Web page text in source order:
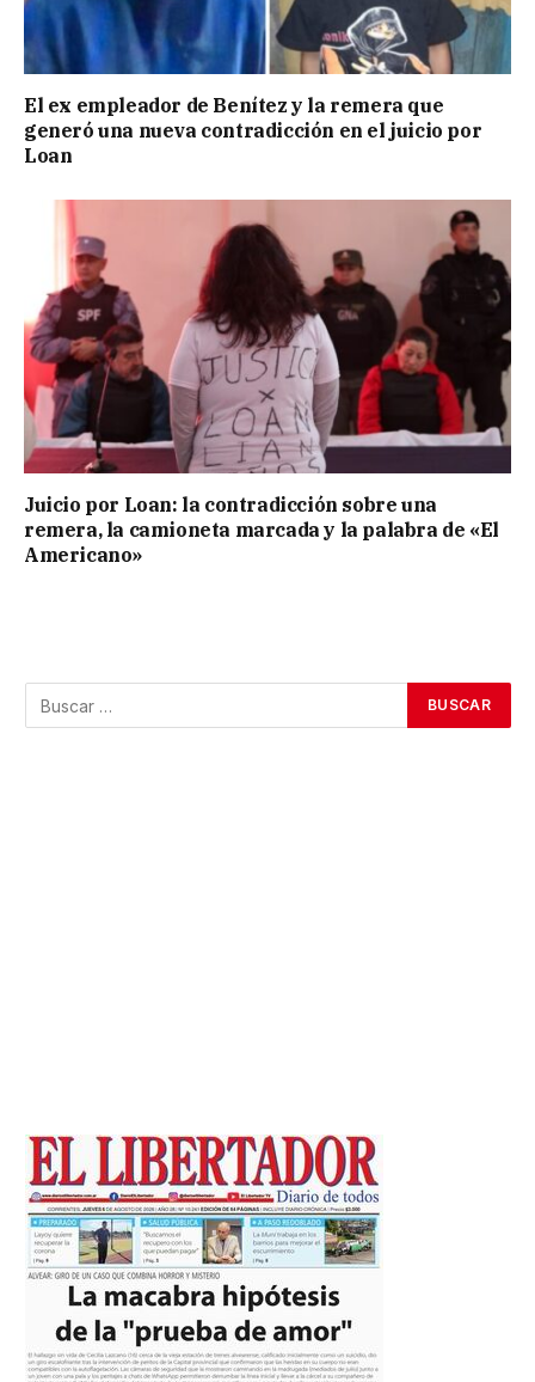
El ex empleador de Benítez y la remera que
generó una nueva contradicción en el juicio por
Loan
Juicio por Loan: la contradicción sobre una
remera, la camioneta marcada y la palabra de «El
Americano»